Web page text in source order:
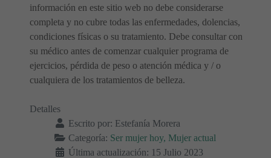
información en este sitio web no debe considerarse
completa y no cubre todas las enfermedades, dolencias,
condiciones físicas o su tratamiento. Debe consultar con
su médico antes de comenzar cualquier programa de
ejercicios, pérdida de peso o atención médica y / o
cualquiera de los tratamientos de belleza.
Detalles
Escrito por: Estefanía Morera
Categoría: Ser mujer hoy, Mujer actual
Última actualización: 15 Julio 2023